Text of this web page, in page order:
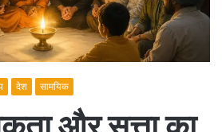
देश सामयिक